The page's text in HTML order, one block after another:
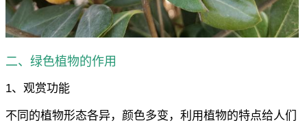
二、绿色植物的作用
1、观赏功能
不同的植物形态各异，颜色多变，利用植物的特点给人们